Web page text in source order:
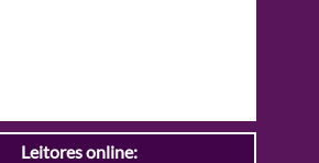
Leitores online: